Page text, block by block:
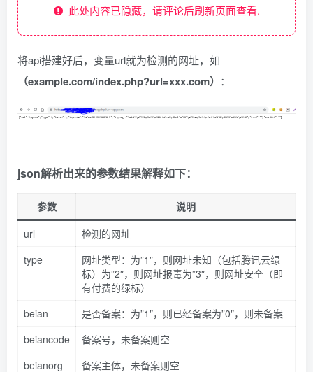
此处内容已隐藏，请评论后刷新页面查看.
将api搭建好后，变量url就为检测的网址，如
（example.com/index.php?url=xxx.com） ：
json解析出来的参数结果解释如下：
参数
说明
url
检测的网址
type
网址类型：为”1″，则网址未知（包括腾讯云绿
标）为”2″，则网址报毒为”3″，则网址安全（即
有付费的绿标）
beian
是否备案：为”1″，则已经备案为”0″，则未备案
beiancode
备案号，未备案则空
beianorg
备案主体，未备案则空